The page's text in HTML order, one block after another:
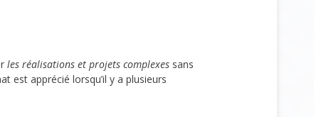
les réalisations et projets complexessans
est apprécié lorsqu’il y a plusieurs